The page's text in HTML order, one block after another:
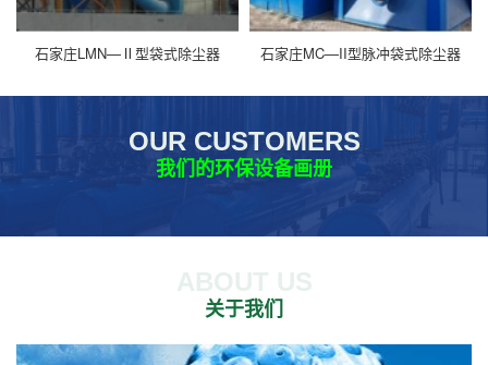
石家庄LMN—Ⅱ型袋式除尘器 石家庄MC—II型脉冲袋式除尘器
OUR CUSTOMERS
我们的环保设备画册
ABOUT US
关于我们